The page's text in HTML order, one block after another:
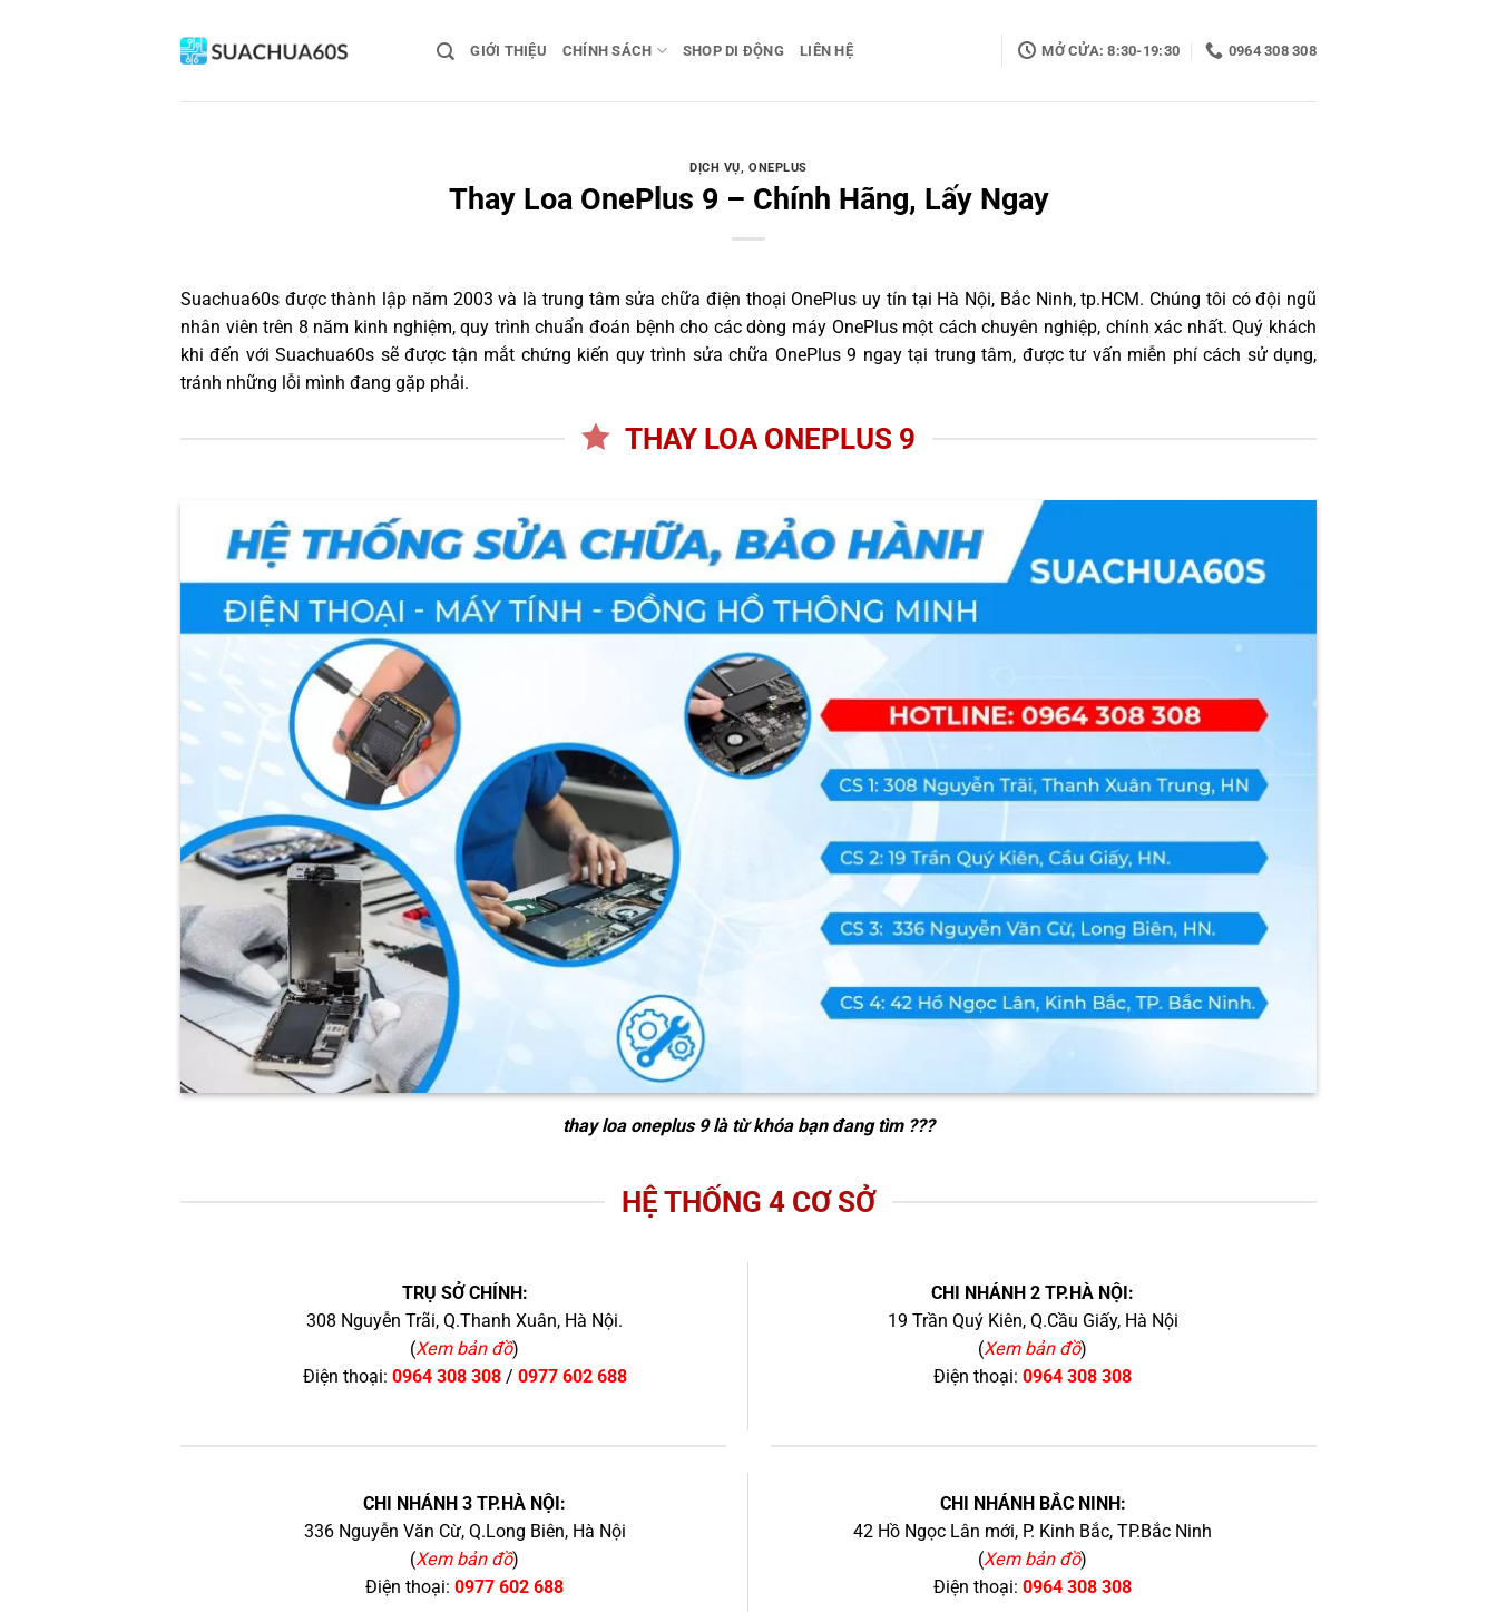
GIỚI THIỆU CHÍNH SÁCH SHOP DI ĐỘNG LIÊN HỆ MỞ CỬA: 8:30-19:30 0964 308 308
DỊCH VỤ,ONEPLUS
Thay Loa OnePlus 9 – Chính Hãng, Lấy Ngay
Suachua60s được thành lập năm 2003 và là trung tâm sửa chữa điện thoại OnePlus uy tín tại Hà Nội, Bắc Ninh, tp.HCM. Chúng tôi có đội ngũ
nhân viên trên 8 năm kinh nghiệm, quy trình chuẩn đoán bệnh cho các dòng máy OnePlus một cách chuyên nghiệp, chính xác nhất. Quý khách
khi đến với Suachua60s sẽ được tận mắt chứng kiến quy trình sửa chữa OnePlus 9 ngay tại trung tâm, được tư vấn miễn phí cách sử dụng,
tránh những lỗi mình đang gặp phải.
THAY LOA ONEPLUS 9
thay loa oneplus 9là từ khóa bạn đang tìm ???
HỆ THỐNG 4 CƠ SỞ
TRỤ SỞ CHÍNH:
308 Nguyễn Trãi, Q.Thanh Xuân, Hà Nội.
(Xem bản đồ)
Điện thoại: 0964 308 308/ 0977 602 688
CHI NHÁNH 2 TP.HÀ NỘI:
19 Trần Quý Kiên, Q.Cầu Giấy, Hà Nội
(Xem bản đồ)
Điện thoại: 0964 308 308
CHI NHÁNH 3 TP.HÀ NỘI:
336 Nguyễn Văn Cừ, Q.Long Biên, Hà Nội
(Xem bản đồ)
Điện thoại: 0977 602 688
CHI NHÁNH BẮC NINH:
42 Hồ Ngọc Lân mới, P. Kinh Bắc, TP.Bắc Ninh
(Xem bản đồ)
Điện thoại: 0964 308 308